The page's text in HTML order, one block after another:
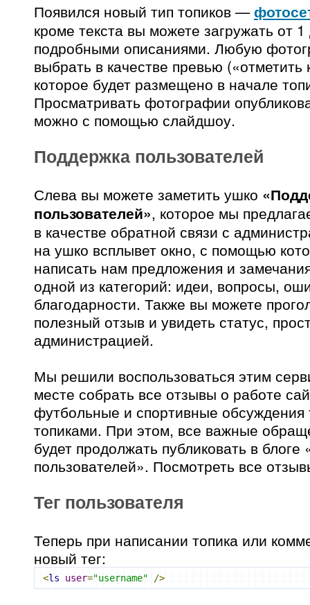
Появился новый тип топиков —
кроме текста вы можете загружать от
подробными описаниями. Любую
выбрать в качестве превью («отметить
которое будет размещено в начале
Просматривать фотографии
можно с помощью слайдшоу.
Поддержка пользователей
Слева вы можете заметить ушко
пользователей», которое мы
в качестве обратной связи с
на ушко всплывет окно, с помощью
написать нам предложения и
одной из категорий: идеи, вопросы,
благодарности. Также вы можете
полезный отзыв и увидеть статус,
администрацией.
Мы решили воспользоваться этим
месте собрать все отзывы о работе
футбольные и спортивные обсуждения
топиками. При этом, все важные
будет продолжать публиковать в
пользователей». Посмотреть все
Тег пользователя
Теперь при написании топика или
новый тег:
<ls user="username" />